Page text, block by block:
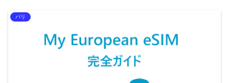
パリ